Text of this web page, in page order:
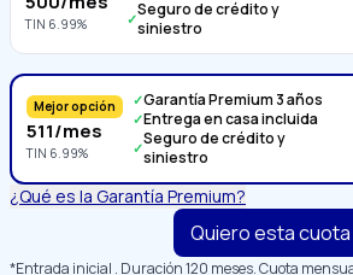
TIN 6.99% ✓Seguro de crédito y
siniestro
Mejor opción
511/mes
TIN 6.99%
✓Garantía Premium 3 años
✓Entrega en casa incluida
✓Seguro de crédito y
siniestro
¿Qué es la Garantía Premium?
Quiero esta cuota
*Entrada inicial . Duración120 meses. Cuota